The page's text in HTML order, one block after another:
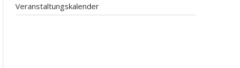
Veranstaltungskalender